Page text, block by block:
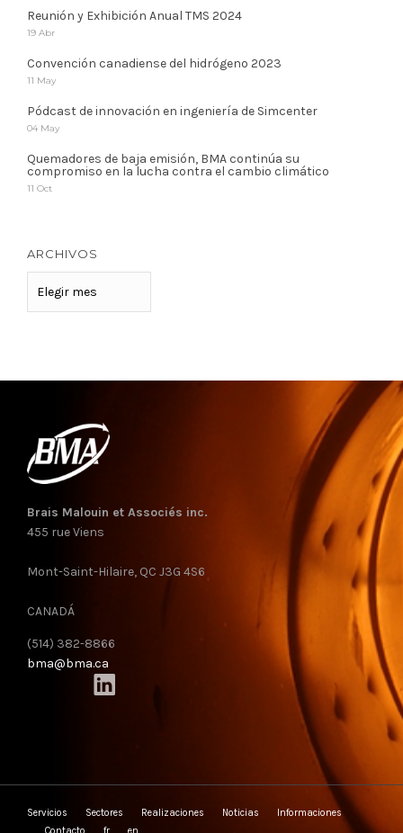
Reunión y Exhibición Anual TMS 2024
19 Abr
Convención canadiense del hidrógeno 2023
11 May
Pódcast de innovación en ingeniería de Simcenter
04 May
Quemadores de baja emisión, BMA continúa su
compromiso en la lucha contra el cambio climático
11 Oct
ARCHIVOS
ARCHIVOS
Brais Malouin et Associés inc.
455 rue Viens
Mont-Saint-Hilaire, QC J3G 4S6
CANADÁ
(514) 382-8866
bma@bma.ca
Servicios Sectores Realizaciones Noticias
Informaciones
Contacto
fr en